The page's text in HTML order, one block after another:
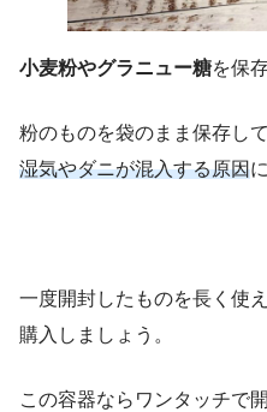
小麦粉やグラニュー糖を保
粉のものを袋のまま保存して
湿気やダニが混入する原因
一度開封したものを長く使
購入しましょう。
この容器ならワンタッチで